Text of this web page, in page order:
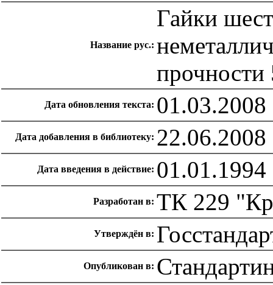
Название рус.:
Гайки
прочности
Дата обновления текста: 01.03.2008
Дата добавления в библиотеку: 22.06.2008
Дата введения в действие: 01.01.1994
Разработан в: ТК 229
Утверждён в:
Опубликован в: